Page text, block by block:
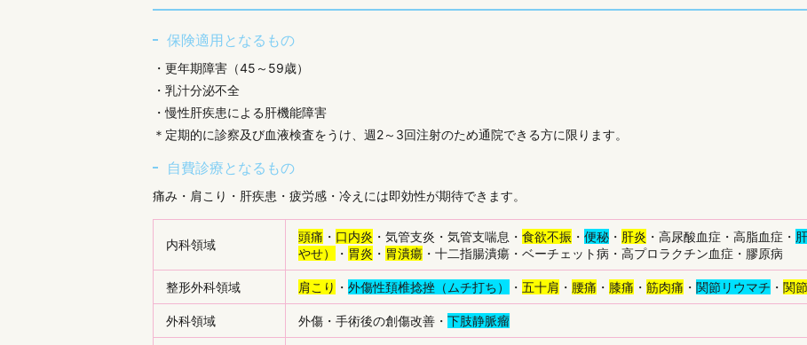
保険適用となるもの
・更年期障害（45～59歳）
・乳汁分泌不全
・慢性肝疾患による肝機能障害
＊定期的に診察及び血液検査をうけ、週2～3回注射のため通院できる方に限ります。
自費診療となるもの
痛み・肩こり・肝疾患・疲労感・冷えには即効性が期待できます。
内科領域
頭痛 ・ 口内炎 ・気管支炎・気管支喘息・ 食欲不振 ・ 便秘 ・ 肝炎 ・高尿酸血症・高脂血症・
やせ）
・ 胃炎 ・ 胃潰瘍 ・十二指腸潰瘍・ベーチェット病・高プロラクチン血症・膠原病
整形外科領域 肩こり ・ 外傷性頚椎捻挫（ムチ打ち） ・ 五十肩 ・ 腰痛 ・ 膝痛 ・ 筋肉痛 ・ 関節リウマチ ・ 関
外科領域 外傷・手術後の創傷改善・ 下肢静脈瘤